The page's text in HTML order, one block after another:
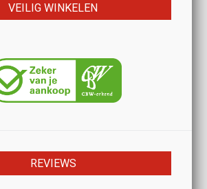
VEILIG WINKELEN
REVIEWS